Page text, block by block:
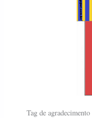
Tag de agradecimento